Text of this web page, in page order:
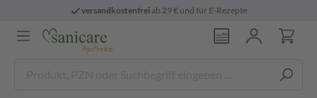
versandkostenfreiab 29 € und für E-Rezepte